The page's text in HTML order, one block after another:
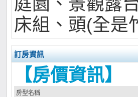
庭園、景觀露
床組、頭(全是
訂房資訊
【房價資訊】
房型名稱